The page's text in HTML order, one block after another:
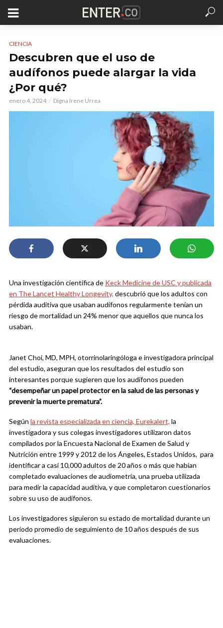
CIENCIA
Descubren que el uso de
audífonos puede alargar la vida
¿Por qué?
enero 4, 2024 Digna Irene Urrea
Una investigación científica de Keck Medicine de USC y publicada
en The Lancet Healthy Longevity, descubrió que los adultos con
pérdida auditiva que usaban audífonos regularmente tenían un
riesgo de mortalidad un 24% menor que aquellos que nunca los
usaban.
Janet Choi, MD, MPH, otorrinolaringóloga e investigadora principal
del estudio, aseguran que los resultados del estudio son
interesantes porque sugieren que los audífonos pueden
“desempeñar un papel protector en la salud de las personas y
prevenir la muerte prematura”.
Según la revista especializada en ciencia, Eurekalert, la
investigadora y sus colegas investigadores utilizaron datos
compilados por la Encuesta Nacional de Examen de Salud y
Nutrición entre 1999 y 2012 de los Ángeles, Estados Unidos, para
identificar a casi 10,000 adultos de 20 años o más que habían
completado evaluaciones de audiometría, una prueba utilizada
para medir la capacidad auditiva, y que completaron cuestionarios
sobre su uso de audífonos.
Los investigadores siguieron su estado de mortalidad durante un
período promedio de seguimiento de 10 años después de sus
evaluaciones.